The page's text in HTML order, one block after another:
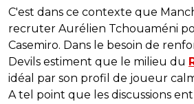
C'est dans ce contexte que
recruter Aurélien Tchouaméni
Casemiro. Dans le besoin de
Devils estiment que le milieu du
idéal par son profil de joueur
A tel point que les discussions